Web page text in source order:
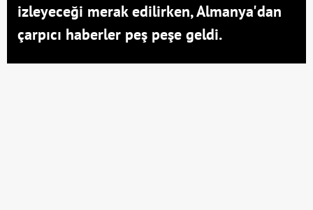
izleyeceği merak edilirken, Almanya'dan
çarpıcı haberler peş peşe geldi.